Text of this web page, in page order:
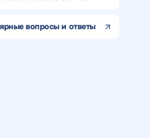
вопросы и ответы
Отклик на
Укажите ваш номер телефона и мы